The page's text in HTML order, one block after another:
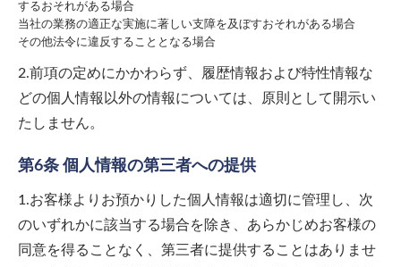
するおそれがある場合
当社の業務の適正な実施に著しい支障を及ぼすおそれがある場合
その他法令に違反することとなる場合
2.前項の定めにかかわらず、履歴情報および特性情報な
どの個人情報以外の情報については、原則として開示い
たしません。
第6条 個人情報の第三者への提供
1.お客様よりお預かりした個人情報は適切に管理し、次
のいずれかに該当する場合を除き、あらかじめお客様の
同意を得ることなく、第三者に提供することはありませ